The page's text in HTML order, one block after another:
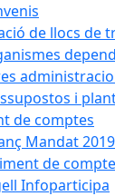
de llocs de
i
de comptes
Mandat
de
Infoparticipa